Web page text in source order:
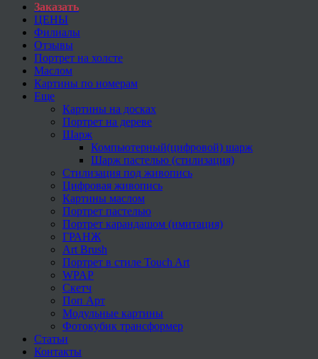
Заказать
ЦЕНЫ
Филиалы
Отзывы
Портрет на холсте
Маслом
Картины по номерам
Еще
Картины на досках
Портрет на дереве
Шарж
Компьютерный(цифровой) шарж
Шарж пастелью (стилизация)
Стилизация под живопись
Цифровая живопись
Картины маслом
Портрет пастелью
Портрет карандашом (имитация)
ГРАНЖ
Art Brush
Портрет в стиле Touch Art
WPAP
Скетч
Поп Арт
Модульные картины
Фотокубик трансформер
Статьи
Контакты